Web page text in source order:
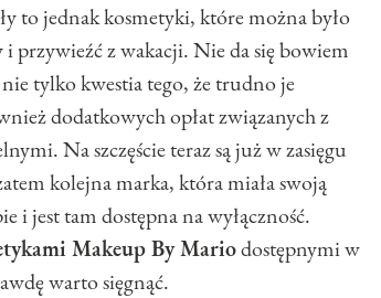
to jednak kosmetyki, które można było
przywieźć z wakacji. Nie da się bowiem
tylko kwestia tego, że trudno je
dodatkowych opłat związanych z
Na szczęście teraz są już w zasięgu
kolejna marka, która miała swoją
i jest tam dostępna na wyłączność.
Makeup By Mariodostępnymi w
warto sięgnąć.